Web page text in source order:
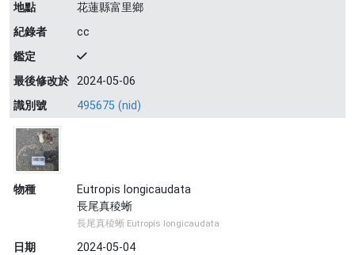
地點
花蓮縣富里鄉
紀錄者
cc
鑑定
最後修改於 2024-05-06
識別號
495675 (nid)
物種
Eutropis longicaudata
長尾真稜蜥
長尾真稜蜥 Eutropis longicaudata
日期
2024-05-04